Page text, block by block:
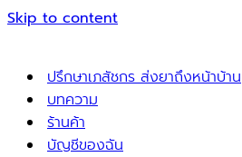
Skip to content
ปรึกษาเภสัชกร ส่งยาถึงหน้าบ้าน
บทความ
ร้านค้า
บัญชีของฉัน